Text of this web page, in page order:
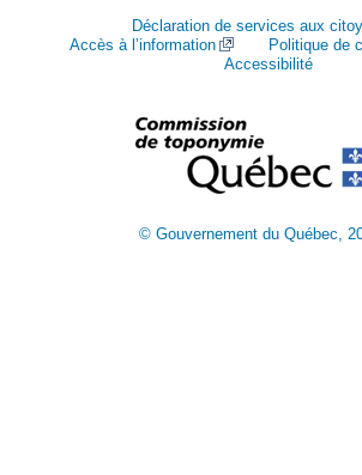
Déclaration de services aux
Accès à l’information
Politique de
Accessibilité
© Gouvernement du Québec,